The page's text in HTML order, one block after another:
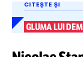
CITEȘTE ȘI
GLUMA LUI